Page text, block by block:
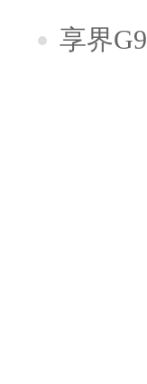
享界